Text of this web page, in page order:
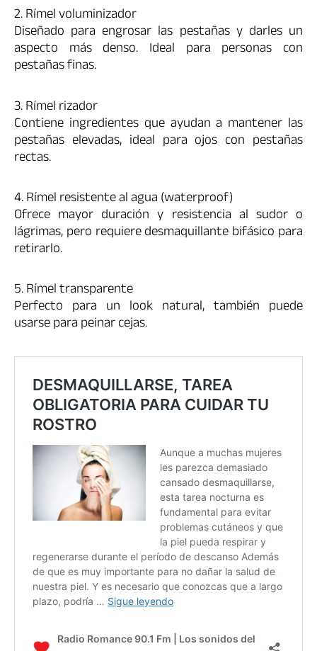
2. Rímel voluminizador
Diseñado para engrosar las pestañas y darles un
aspecto más denso. Ideal para personas con
pestañas finas.
3. Rímel rizador
Contiene ingredientes que ayudan a mantener las
pestañas elevadas, ideal para ojos con pestañas
rectas.
4. Rímel resistente al agua (waterproof)
Ofrece mayor duración y resistencia al sudor o
lágrimas, pero requiere desmaquillante bifásico para
retirarlo.
5. Rímel transparente
Perfecto para un look natural, también puede
usarse para peinar cejas.